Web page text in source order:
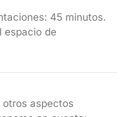
45 minutos.
espacio de
aspectos